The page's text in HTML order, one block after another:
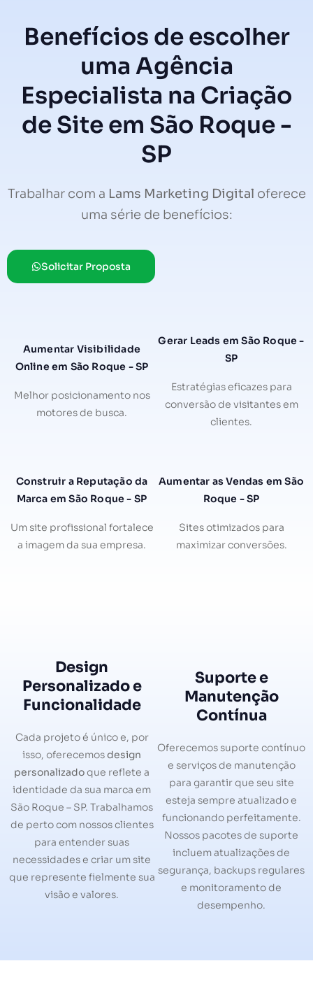
Benefícios de escolher
uma Agência
Especialista na Criação
de Site em São Roque -
SP
Trabalhar com a Lams Marketing Digital oferece
uma série de benefícios:
Solicitar Proposta
Aumentar Visibilidade
Online em São Roque - SP
Melhor posicionamento nos
motores de busca.
Gerar Leads em São Roque -
SP
Estratégias eficazes para
conversão de visitantes em
clientes.
Construir a Reputação da
Marca em São Roque - SP
Um site profissional fortalece
a imagem da sua empresa.
Aumentar as Vendas em São
Roque - SP
Sites otimizados para
maximizar conversões.
Design
Personalizado e
Funcionalidade
Cada projeto é único e, por
isso, oferecemosdesign
personalizadoque reflete a
identidade da sua marca em
São Roque – SP. Trabalhamos
de perto com nossos clientes
para entender suas
necessidades e criar um site
que represente fielmente sua
visão e valores.
Suporte e
Manutenção
Contínua
Oferecemos suporte contínuo
e serviços de manutenção
para garantir que seu site
esteja sempre atualizado e
funcionando perfeitamente.
Nossos pacotes de suporte
incluem atualizações de
segurança, backups regulares
e monitoramento de
desempenho.